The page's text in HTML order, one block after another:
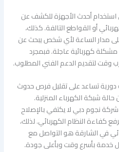
أحدث الأجهزة للكشف عن
أو القواطع التالفة. كذلك،
مدار الساعة لأي شخص يبحث عن
كهربائية عاجلة. فبمجرد
وقت لتقديم الدعم الفني المطلوب.
دورية تساعد على تقليل فرص حدوث
شبكة الكهرباء المنزلية.
نجوم دبي لا يكتفي بالإصلاح
كفاءة النظام الكهربائي. لذلك،
في الشارقة هو التواصل مع
خدمة بأسرع وقت وبأعلى جودة.